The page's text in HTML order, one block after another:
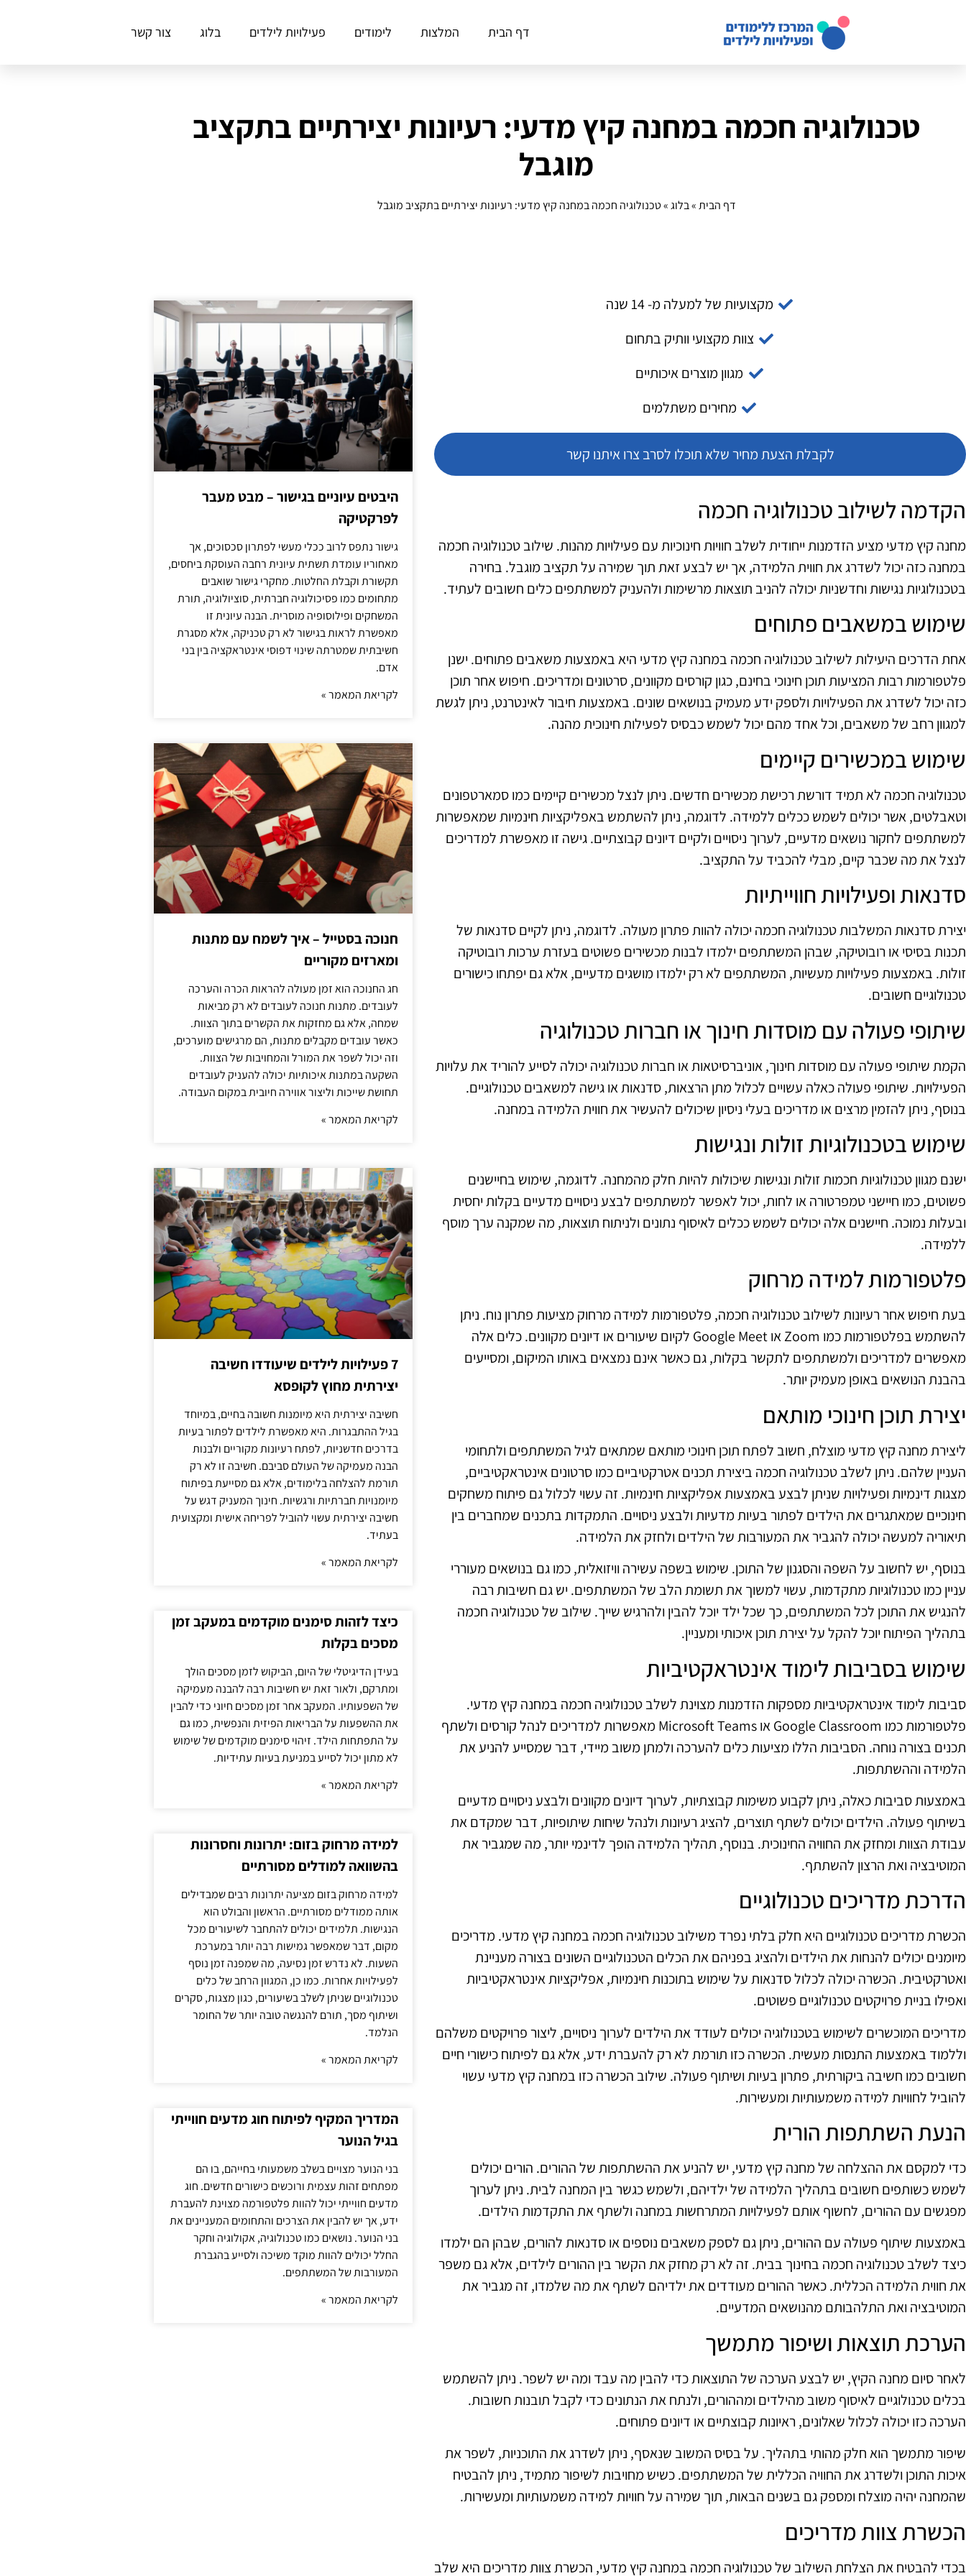
דף הבית המלצות לימודים פעילויות לילדים בלוג צור קשר
טכנולוגיה חכמה במחנה קיץ מדעי: רעיונות יצירתיים בתקציב
מוגבל
דף הבית»בלוג»טכנולוגיה חכמה במחנה קיץ מדעי: רעיונות יצירתיים בתקציב מוגבל
מקצועיות של למעלה מ- 14 שנה
צוות מקצועי וותיק בתחום
מגוון מוצרים איכותיים
מחירים משתלמים
לקבלת הצעת מחיר שלא תוכלו לסרב צרו איתנו קשר
הקדמה לשילוב טכנולוגיה חכמה
מחנה קיץ מדעי מציע הזדמנות ייחודית לשלב חוויות חינוכיות עם פעילויות מהנות. שילוב טכנולוגיה חכמה
במחנה כזה יכול לשדרג את חווית הלמידה, אך יש לבצע זאת תוך שמירה על תקציב מוגבל. בחירה
בטכנולוגיות נגישות וחדשניות יכולה להניב תוצאות מרשימות ולהעניק למשתתפים כלים חשובים לעתיד.
שימוש במשאבים פתוחים
אחת הדרכים היעילות לשילוב טכנולוגיה חכמה במחנה קיץ מדעי היא באמצעות משאבים פתוחים. ישנן
פלטפורמות רבות המציעות תוכן חינוכי בחינם, כגון קורסים מקוונים, סרטונים ומדריכים. חיפוש אחר תוכן
כזה יכול לשדרג את הפעילויות ולספק ידע מעמיק בנושאים שונים. באמצעות חיבור לאינטרנט, ניתן לגשת
למגוון רחב של משאבים, וכל אחד מהם יכול לשמש כבסיס לפעילות חינוכית מהנה.
שימוש במכשירים קיימים
טכנולוגיה חכמה לא תמיד דורשת רכישת מכשירים חדשים. ניתן לנצל מכשירים קיימים כמו סמארטפונים
וטאבלטים, אשר יכולים לשמש ככלים ללמידה. לדוגמה, ניתן להשתמש באפליקציות חינמיות שמאפשרות
למשתתפים לחקור נושאים מדעיים, לערוך ניסויים ולקיים דיונים קבוצתיים. גישה זו מאפשרת למדריכים
לנצל את מה שכבר קיים, מבלי להכביד על התקציב.
סדנאות ופעילויות חווייתיות
יצירת סדנאות המשלבות טכנולוגיה חכמה יכולה להוות פתרון מעולה. לדוגמה, ניתן לקיים סדנאות של
תכנות בסיסי או רובוטיקה, שבהן המשתתפים ילמדו לבנות מכשירים פשוטים בעזרת ערכות רובוטיקה
זולות. באמצעות פעילויות מעשיות, המשתתפים לא רק ילמדו מושגים מדעיים, אלא גם יפתחו כישורים
טכנולוגיים חשובים.
שיתופי פעולה עם מוסדות חינוך או חברות טכנולוגיה
הקמת שיתופי פעולה עם מוסדות חינוך, אוניברסיטאות או חברות טכנולוגיה יכולה לסייע להוריד את עלויות
הפעילויות. שיתופי פעולה כאלה עשויים לכלול מתן הרצאות, סדנאות או גישה למשאבים טכנולוגיים.
בנוסף, ניתן להזמין מרצים או מדריכים בעלי ניסיון שיכולים להעשיר את חווית הלמידה במחנה.
שימוש בטכנולוגיות זולות ונגישות
ישנם מגוון טכנולוגיות חכמות זולות ונגישות שיכולות להיות חלק מהמחנה. לדוגמה, שימוש בחיישנים
פשוטים, כמו חיישני טמפרטורה או לחות, יכול לאפשר למשתתפים לבצע ניסויים מדעיים בקלות יחסית
ובעלות נמוכה. חיישנים אלה יכולים לשמש ככלים לאיסוף נתונים ולניתוח תוצאות, מה שמקנה ערך מוסף
ללמידה.
פלטפורמות למידה מרחוק
בעת חיפוש אחר רעיונות לשילוב טכנולוגיה חכמה, פלטפורמות למידה מרחוק מציעות פתרון נוח. ניתן
להשתמש בפלטפורמות כמו Zoom או Google Meet לקיום שיעורים או דיונים מקוונים. כלים אלה
מאפשרים למדריכים ולמשתתפים לתקשר בקלות, גם כאשר אינם נמצאים באותו המיקום, ומסייעים
בהבנת הנושאים באופן מעמיק יותר.
יצירת תוכן חינוכי מותאם
ליצירת מחנה קיץ מדעי מוצלח, חשוב לפתח תוכן חינוכי מותאם שמתאים לגיל המשתתפים ולתחומי
העניין שלהם. ניתן לשלב טכנולוגיה חכמה ביצירת תכנים אטרקטיביים כמו סרטונים אינטראקטיביים,
מצגות דינמיות ופעילויות שניתן לבצע באמצעות אפליקציות חינמיות. זה עשוי לכלול גם פיתוח משחקים
חינוכיים שמאתגרים את הילדים לפתור בעיות מדעיות ולבצע ניסויים. התמקדות בתכנים שמחברים בין
תיאוריה למעשה יכולה להגביר את המעורבות של הילדים ולחזק את הלמידה.
בנוסף, יש לחשוב על השפה והסגנון של התוכן. שימוש בשפה עשירה וויזואלית, כמו גם בנושאים מעוררי
עניין כמו טכנולוגיות מתקדמות, עשוי למשוך את תשומת הלב של המשתתפים. יש גם חשיבות רבה
להנגיש את התוכן לכל המשתתפים, כך שכל ילד יוכל להבין ולהרגיש שייך. שילוב של טכנולוגיה חכמה
בתהליך הפיתוח יוכל להקל על יצירת תוכן איכותי ומעניין.
שימוש בסביבות לימוד אינטראקטיביות
סביבות לימוד אינטראקטיביות מספקות הזדמנות מצוינת לשלב טכנולוגיה חכמה במחנה קיץ מדעי.
פלטפורמות כמו Google Classroom או Microsoft Teams מאפשרות למדריכים לנהל קורסים ולשתף
תכנים בצורה נוחה. הסביבות הללו מציעות כלים להערכה ולמתן משוב מיידי, דבר שמסייע להניע את
הלמידה וההשתתפות.
באמצעות סביבות כאלה, ניתן לקבוע משימות קבוצתיות, לערוך דיונים מקוונים ולבצע ניסויים מדעיים
בשיתוף פעולה. הילדים יכולים לשתף תוצרים, להציג רעיונות ולנהל שיחות שיתופיות, דבר שמקדם את
עבודת הצוות ומחזק את החוויה החינוכית. בנוסף, תהליך הלמידה הופך לדינמי יותר, מה שמגביר את
המוטיבציה ואת הרצון להשתתף.
הדרכת מדריכים טכנולוגיים
הכשרת מדריכים טכנולוגיים היא חלק בלתי נפרד משילוב טכנולוגיה חכמה במחנה קיץ מדעי. מדריכים
מיומנים יכולים להנחות את הילדים ולהציג בפניהם את הכלים הטכנולוגיים השונים בצורה מעניינת
ואטרקטיבית. הכשרה יכולה לכלול סדנאות על שימוש בתוכנות חינמיות, אפליקציות אינטראקטיביות
ואפילו בניית פרויקטים טכנולוגיים פשוטים.
מדריכים המוכשרים לשימוש בטכנולוגיה יכולים לעודד את הילדים לערוך ניסויים, ליצור פרויקטים משלהם
וללמוד באמצעות התנסות מעשית. הכשרה כזו תורמת לא רק להעברת ידע, אלא גם לפיתוח כישורי חיים
חשובים כמו חשיבה ביקורתית, פתרון בעיות ושיתוף פעולה. שילוב הכשרה כזו במחנה קיץ מדעי עשוי
להוביל לחוויות למידה משמעותיות ומעשירות.
הנעת השתתפות הורית
כדי למקסם את ההצלחה של מחנה קיץ מדעי, יש להניע את ההשתתפות של ההורים. הורים יכולים
לשמש כשותפים חשובים בתהליך הלמידה של ילדיהם, ולשמש כגשר בין המחנה לבית. ניתן לערוך
מפגשים עם ההורים, לחשוף אותם לפעילויות המתרחשות במחנה ולשתף את התקדמות הילדים.
באמצעות שיתוף פעולה עם ההורים, ניתן גם לספק משאבים נוספים או סדנאות להורים, שבהן הם ילמדו
כיצד לשלב טכנולוגיה חכמה בחינוך בבית. זה לא רק מחזק את הקשר בין ההורים לילדים, אלא גם משפר
את חווית הלמידה הכללית. כאשר ההורים מעודדים את ילדיהם לשתף את מה שלמדו, זה מגביר את
המוטיבציה ואת התלהבותם מהנושאים המדעיים.
הערכת תוצאות ושיפור מתמשך
לאחר סיום מחנה הקיץ, יש לבצע הערכה של התוצאות כדי להבין מה עבד ומה יש לשפר. ניתן להשתמש
בכלים טכנולוגיים לאיסוף משוב מהילדים ומההורים, ולנתח את הנתונים כדי לקבל תובנות חשובות.
הערכה כזו יכולה לכלול שאלונים, ראיונות קבוצתיים או דיונים פתוחים.
שיפור מתמשך הוא חלק מהותי בתהליך. על בסיס המשוב שנאסף, ניתן לשדרג את התוכניות, לשפר את
איכות התוכן ולשדרג את החוויה הכללית של המשתתפים. כשיש מחויבות לשיפור מתמיד, ניתן להבטיח
שהמחנה יהיה מוצלח ומספק גם בשנים הבאות, תוך שמירה על חוויות למידה משמעותיות ומעשירות.
הכשרת צוות מדריכים
בכדי להבטיח את הצלחת השילוב של טכנולוגיה חכמה במחנה קיץ מדעי, הכשרת צוות מדריכים היא שלב
היבטים עיוניים בגישור – מבט מעבר
לפרקטיקה
גישור נתפס לרוב ככלי מעשי לפתרון סכסוכים, אך
מאחוריו עומדת תשתית עיונית רחבה העוסקת ביחסים,
תקשורת וקבלת החלטות. מחקרי גישור שואבים
מתחומים כמו פסיכולוגיה חברתית, סוציולוגיה, תורת
המשחקים ופילוסופיה מוסרית. הבנה עיונית זו
מאפשרת לראות בגישור לא רק טכניקה, אלא מסגרת
חשיבתית שמטרתה שינוי דפוסי אינטראקציה בין בני
אדם.
לקריאת המאמר »
חנוכה בסטייל – איך לשמח עם מתנות
ומארזים מקוריים
חג החנוכה הוא זמן מעולה להראות הכרה והערכה
לעובדים. מתנות חנוכה לעובדים לא רק מביאות
שמחה, אלא גם מחזקות את הקשרים בתוך הצוות.
כאשר עובדים מקבלים מתנות, הם מרגישים מוערכים,
וזה יכול לשפר את המורל והמחויבות של הצוות.
השקעה במתנות איכותיות יכולה להעניק לעובדים
תחושת שייכות וליצור אווירה חיובית במקום העבודה.
לקריאת המאמר »
7 פעילויות לילדים שיעודדו חשיבה
יצירתית מחוץ לקופסא
חשיבה יצירתית היא מיומנות חשובה בחיים, במיוחד
בגיל ההתבגרות. היא מאפשרת לילדים לפתור בעיות
בדרכים חדשניות, לפתח רעיונות מקוריים ולבנות
הבנה מעמיקה של העולם סביבם. חשיבה זו לא רק
תורמת להצלחה בלימודים, אלא גם מסייעת בפיתוח
מיומנויות חברתיות ורגשיות. חינוך המעניק דגש על
חשיבה יצירתית עשוי להוביל לפריחה אישית ומקצועית
בעתיד.
לקריאת המאמר »
כיצד לזהות סימנים מוקדמים במעקב זמן
מסכים בקלות
בעידן הדיגיטלי של היום, הביקוש לזמן מסכים הולך
ומתרקם, ולאור זאת יש חשיבות רבה להבנה מעמיקה
של השפעותיו. המעקב אחר זמן מסכים חיוני כדי להבין
את ההשפעות על הבריאות הפיזית והנפשית, כמו גם
על התפתחות הילד. זיהוי סימנים מוקדמים של שימוש
לא מתון יכול לסייע במניעת בעיות עתידיות.
לקריאת המאמר »
למידה מרחוק בזום: יתרונות וחסרונות
בהשוואה למודלים מסורתיים
למידה מרחוק בזום מציעה יתרונות רבים שמבדילים
אותה ממודלים מסורתיים. הראשון והבולט הוא
הנגישות. תלמידים יכולים להתחבר לשיעורים מכל
מקום, דבר שמאפשר גמישות רבה יותר במערכת
השעות. לא נדרש זמן נסיעה, מה שמפנה זמן נוסף
לפעילויות אחרות. כמו כן, המגוון הרחב של כלים
טכנולוגיים שניתן לשלב בשיעורים, כגון מצגות, סקרים
ושיתוף מסך, תורם להנגשה טובה יותר של החומר
הנלמד.
לקריאת המאמר »
המדריך המקיף לפיתוח חוג מדעים חווייתי
בגיל הנוער
בני הנוער מצויים בשלב משמעותי בחייהם, בו הם
מפתחים זהות עצמית ורוכשים כישורים חדשים. חוג
מדעים חווייתי יכול להוות פלטפורמה מצוינת להעברת
ידע, אך יש להבין את הצרכים והתחומים המעניינים את
בני הנוער. נושאים כמו טכנולוגיה, אקולוגיה וחקר
החלל יכולים להוות מוקד משיכה ולסייע בהגברת
המעורבות של המשתתפים.
לקריאת המאמר »